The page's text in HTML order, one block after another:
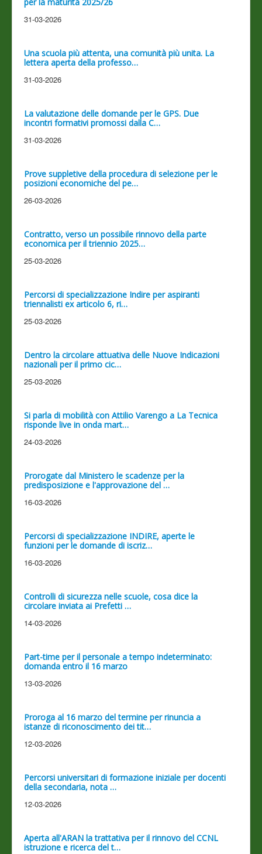
per la maturità 2025/26
31-03-2026
Una scuola più attenta, una comunità più unita. La
lettera aperta della professo…
31-03-2026
La valutazione delle domande per le GPS. Due
incontri formativi promossi dalla C…
31-03-2026
Prove suppletive della procedura di selezione per le
posizioni economiche del pe…
26-03-2026
Contratto, verso un possibile rinnovo della parte
economica per il triennio 2025…
25-03-2026
Percorsi di specializzazione Indire per aspiranti
triennalisti ex articolo 6, ri…
25-03-2026
Dentro la circolare attuativa delle Nuove Indicazioni
nazionali per il primo cic…
25-03-2026
Si parla di mobilità con Attilio Varengo a La Tecnica
risponde live in onda mart…
24-03-2026
Prorogate dal Ministero le scadenze per la
predisposizione e l'approvazione del …
16-03-2026
Percorsi di specializzazione INDIRE, aperte le
funzioni per le domande di iscriz…
16-03-2026
Controlli di sicurezza nelle scuole, cosa dice la
circolare inviata ai Prefetti …
14-03-2026
Part-time per il personale a tempo indeterminato:
domanda entro il 16 marzo
13-03-2026
Proroga al 16 marzo del termine per rinuncia a
istanze di riconoscimento dei tit…
12-03-2026
Percorsi universitari di formazione iniziale per docenti
della secondaria, nota …
12-03-2026
Aperta all'ARAN la trattativa per il rinnovo del CCNL
istruzione e ricerca del t…